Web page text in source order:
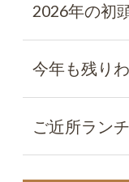
2026年の初
今年も残り
ご近所ラン